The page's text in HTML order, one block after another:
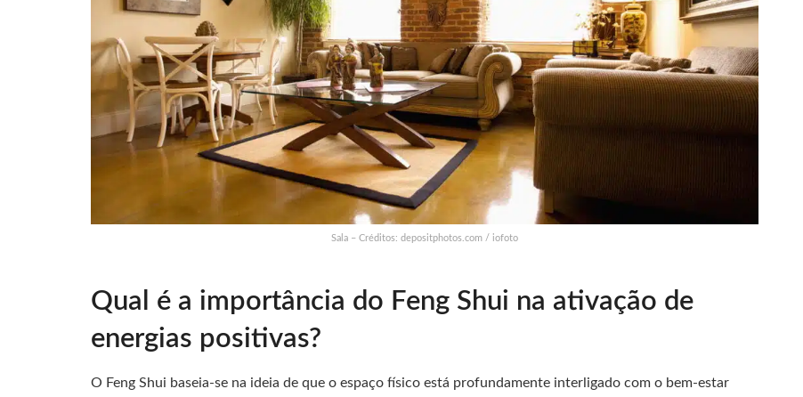
Sala – Créditos: depositphotos.com / iofoto
Qual é a importância do Feng Shui na ativação de
energias positivas?
O Feng Shui baseia-se na ideia de que o espaço físico está profundamente interligado com o bem-estar